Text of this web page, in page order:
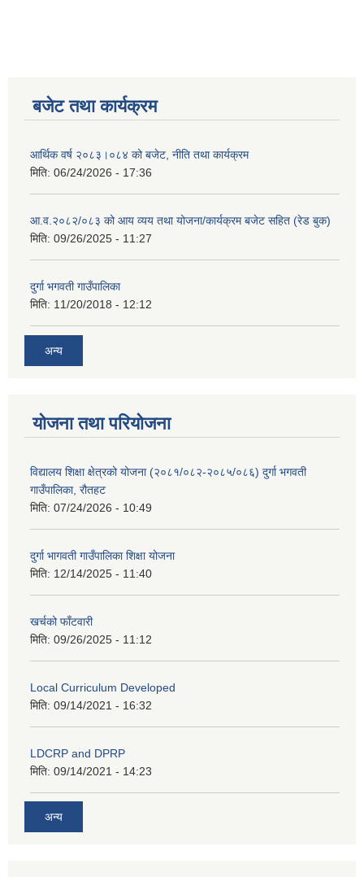
बजेट तथा कार्यक्रम
आर्थिक वर्ष २०८३।०८४ को बजेट, नीति तथा कार्यक्रम
मिति: 06/24/2026 - 17:36
आ.व.२०८२/०८३ को आय व्यय तथा योजना/कार्यक्रम बजेट सहित (रेड बुक)
मिति: 09/26/2025 - 11:27
दुर्गा भगवती गाउँपालिका
मिति: 11/20/2018 - 12:12
अन्य
योजना तथा परियोजना
विद्यालय शिक्षा क्षेत्रको योजना (२०८१/०८२-२०८५/०८६) दुर्गा भगवती
गाउँपालिका, रौतहट
मिति: 07/24/2026 - 10:49
दुर्गा भागवती गाउँपालिका शिक्षा योजना
मिति: 12/14/2025 - 11:40
खर्चको फाँटवारी
मिति: 09/26/2025 - 11:12
Local Curriculum Developed
मिति: 09/14/2021 - 16:32
LDCRP and DPRP
मिति: 09/14/2021 - 14:23
अन्य